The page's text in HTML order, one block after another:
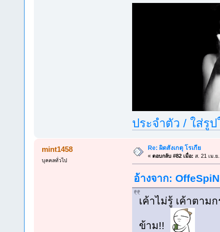
ประจำตัว / ใส่รู
mint1458
บุคคลทั่วไป
Re: ผิดสังเกตุ โรเกีย
« ตอบกลับ #82 เมื่อ: ส. 21 เม.ย
อ้างจาก:
เค้าไม่รู้ เค้าตาม
ข้าม!!